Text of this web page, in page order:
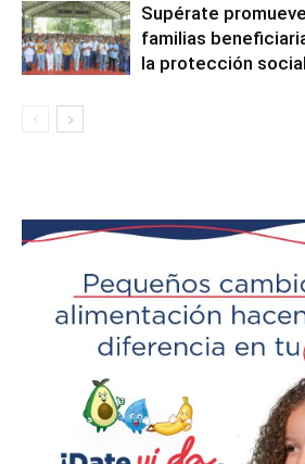
Supérate
familias
la protección